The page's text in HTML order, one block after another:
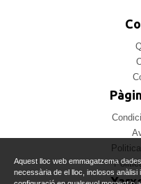
Aquest lloc web emmagatzema
necessària de el lloc, inclosos